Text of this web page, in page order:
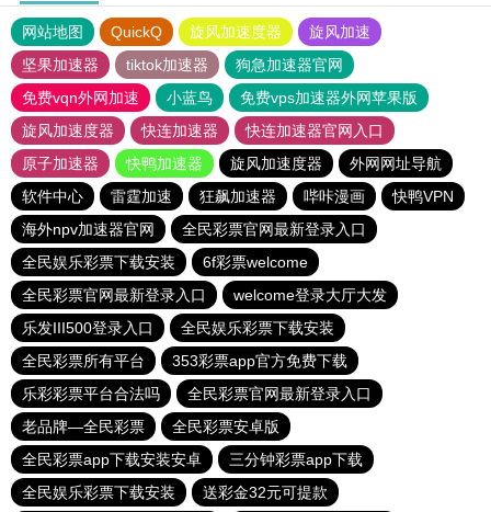
网站地图 QuickQ 旋风加速度器
旋风加速
坚果加速器
tiktok加速器
狗急加速器官网
免费vqn外网加速
小蓝鸟
免费vps加速器外网苹果版
旋风加速度器
快连加速器
快连加速器官网入口
原子加速器
快鸭加速器 旋风加速度器
外网网址导航
软件中心
雷霆加速 狂飙加速器 哔咔漫画
快鸭VPN
海外npv加速器官网
全民彩票官网最新登录入口
全民娱乐彩票下载安装
6f彩票welcome
全民彩票官网最新登录入口
welcome登录大厅大发
乐发III500登录入口
全民娱乐彩票下载安装
全民彩票所有平台
353彩票app官方免费下载
乐彩彩票平台合法吗
全民彩票官网最新登录入口
老品牌—全民彩票
全民彩票安卓版
全民彩票app下载安装安卓
三分钟彩票app下载
全民娱乐彩票下载安装
送彩金32元可提款